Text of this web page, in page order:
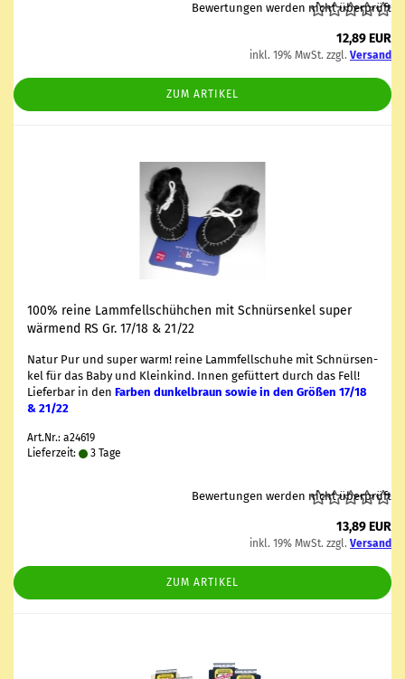
Bewertungen werden nicht überprüft
12,89 EUR
inkl. 19% MwSt. zzgl. Versand
ZUM ARTIKEL
100% reine Lamm­fell­schüh­chen mit Schnür­sen­kel super
wär­mend RS Gr. 17/18 & 21/22
Natur Pur und super warm! reine Lamm­fell­schu­he mit Schnür­sen­
kel für das Baby und Klein­kind. Innen ge­füt­tert durch das Fell!
Lie­fer­bar in den Far­ben dun­kel­braun sowie in den Grö­ßen 17/18
& 21/22
Art.Nr.: a24619
Lieferzeit:
3 Tage
Bewertungen werden nicht überprüft
13,89 EUR
inkl. 19% MwSt. zzgl. Versand
ZUM ARTIKEL